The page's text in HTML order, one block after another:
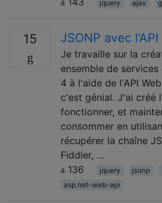
jquery ajax
15 JSONP avec
Je travaille sur la
ensemble de services
4 à l'aide de l'API
c'est génial. J'ai créé
fonctionner, et
consommer en
récupérer la chaîne
Fiddler, …
136
jquery jsonp
asp.net-web-api